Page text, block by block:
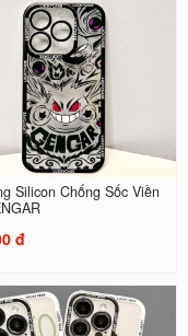
Silicon Chống Sốc Viền
đ